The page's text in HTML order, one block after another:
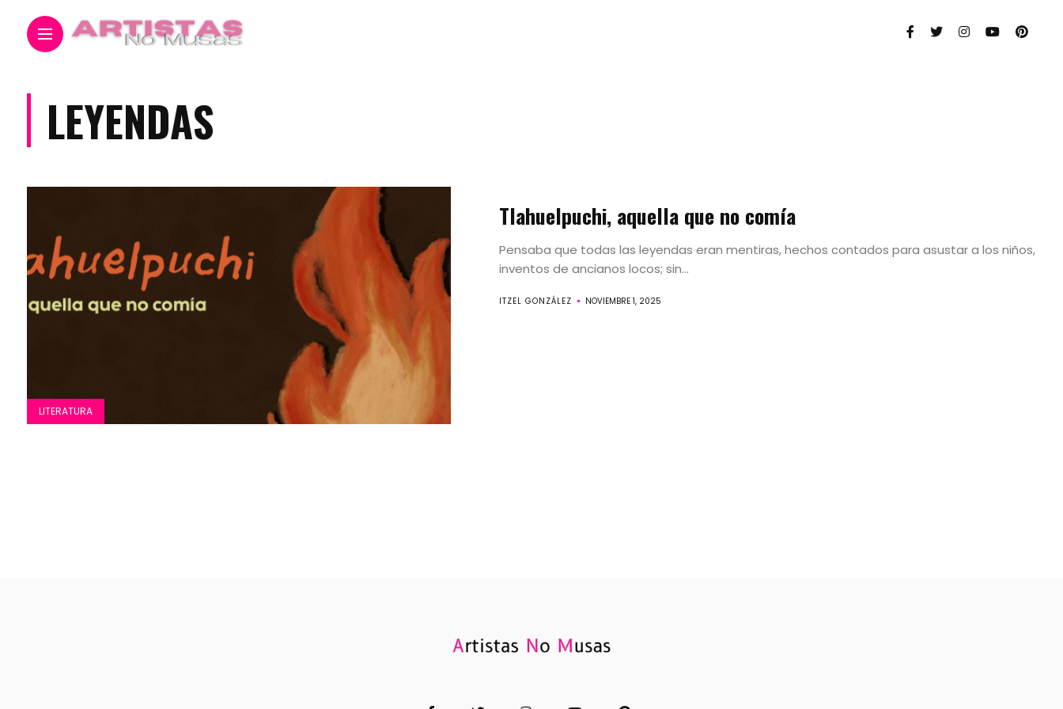
Movimientos
Convocatorias
LEYENDAS
LITERATURA
Tlahuelpuchi, aquella que no comía
Pensaba que todas las leyendas eran mentiras, hechos contados para asustar a los niños,
inventos de ancianos locos; sin...
ITZEL GONZÁLEZ NOVIEMBRE 1, 2025